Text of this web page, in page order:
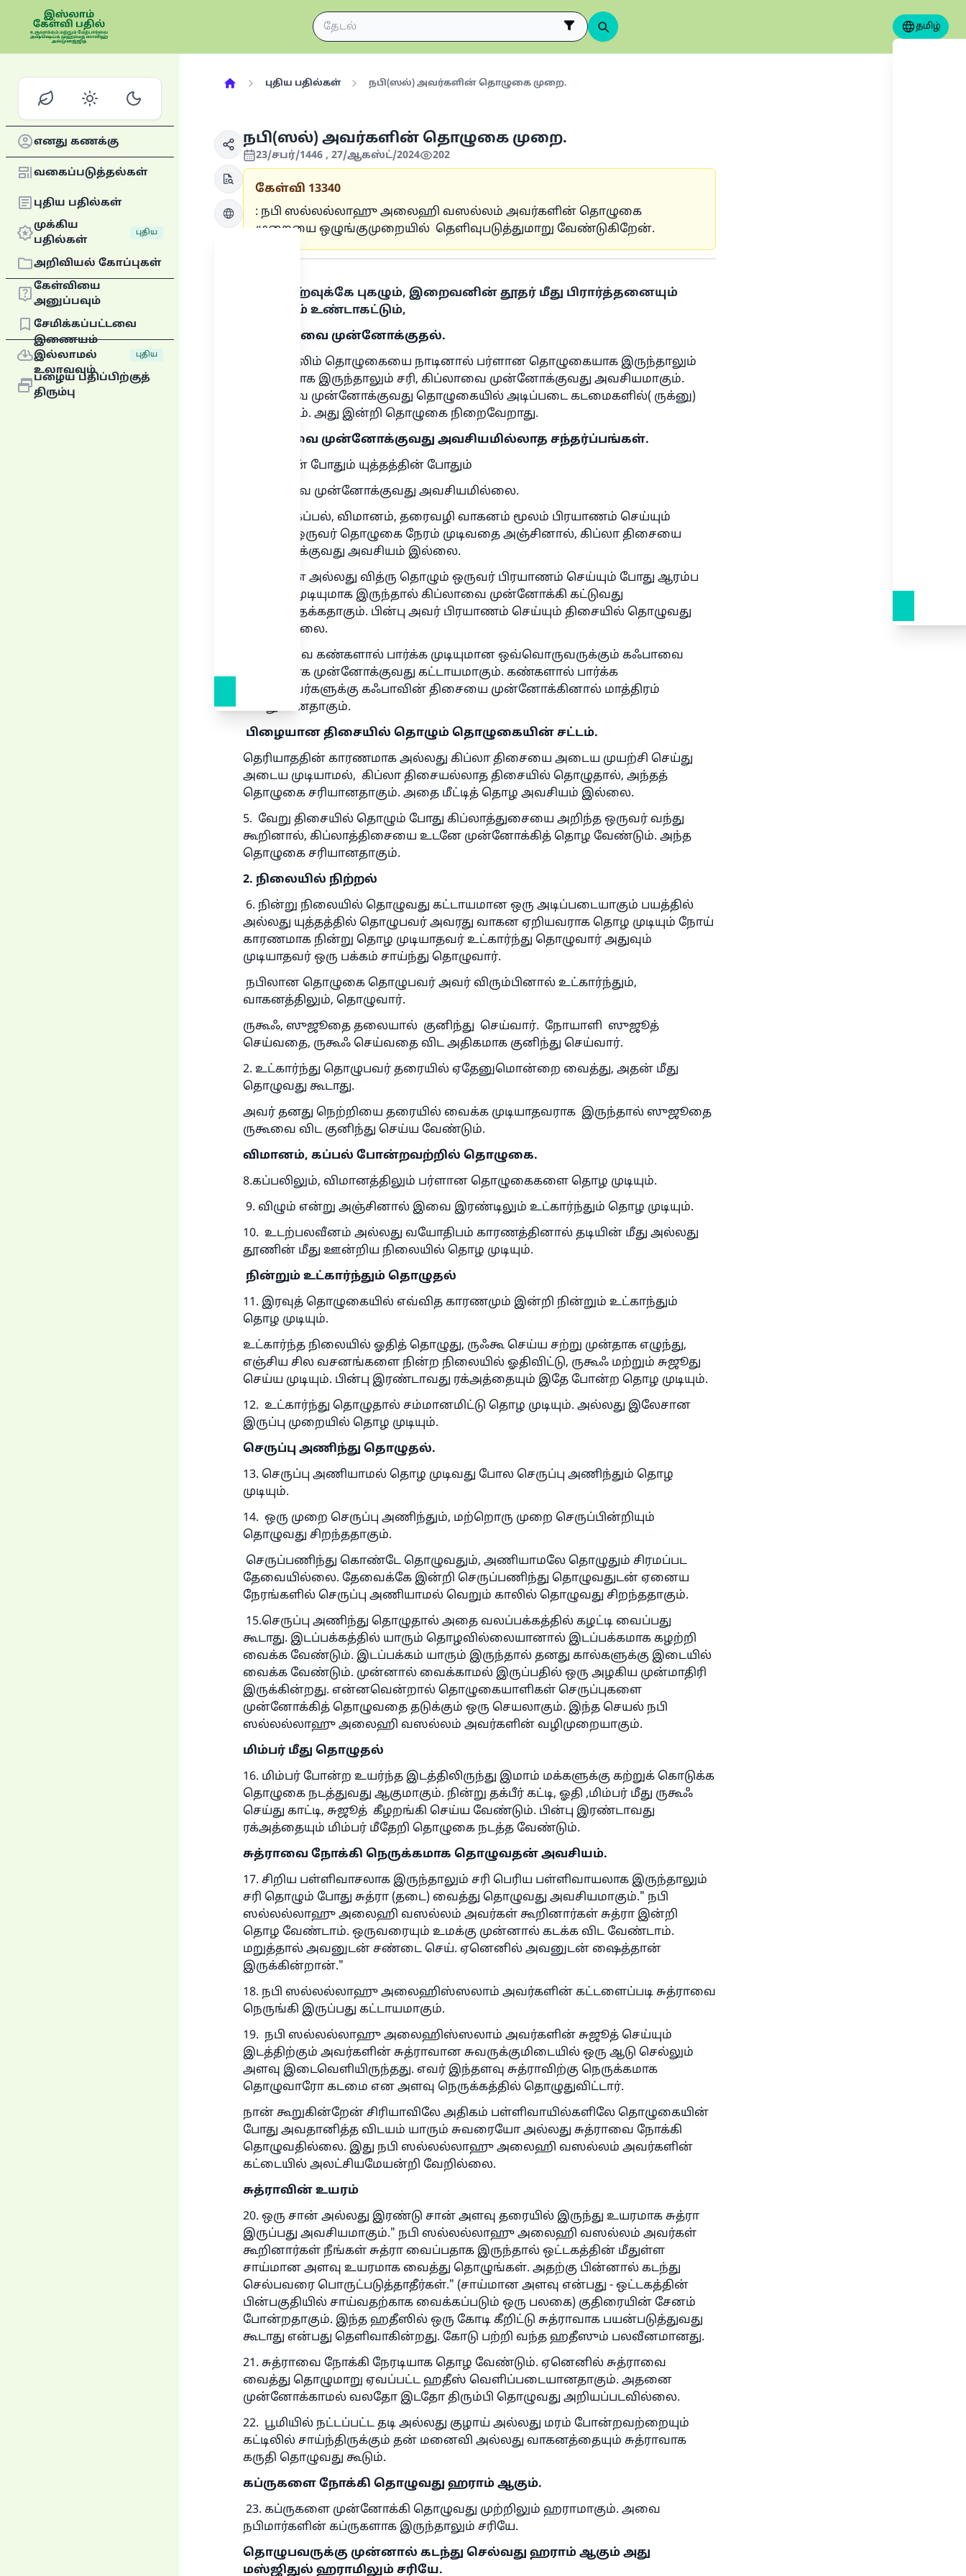
தமிழ்
எனது கணக்கு
வகைப்படுத்தல்கள்
புதிய பதில்கள்
முக்கிய
பதில்கள்
புதிய
அறிவியல் கோப்புகள்
கேள்வியை
அனுப்பவும்
சேமிக்கப்பட்டவை
இணையம்
இல்லாமல்
உலாவவும்
புதிய
பழைய பதிப்பிற்குத்
திரும்பு
புதிய பதில்கள் நபி(ஸல்) அவர்களின் தொழுகை முறை.
நபி(ஸல்) அவர்களின் தொழுகை முறை.
23/சபர்/1446 , 27/ஆகஸ்ட்/2024 202
கேள்வி 13340
: நபி ஸல்லல்லாஹு அலைஹி வஸல்லம் அவர்களின் தொழுகை
முறையை ஒழுங்குமுறையில் தெளிவுபடுத்துமாறு வேண்டுகிறேன்.
அல்லாஹ்வுக்கே புகழும், இறைவனின் தூதர் மீது பிரார்த்தனையும்
சாந்தியும் உண்டாகட்டும்,
கிப்லாவை முன்னோக்குதல்.
ஒரு முஸ்லிம் தொழுகையை நாடினால் பர்ளான தொழுகையாக இருந்தாலும்
சரி, நபிலாக இருந்தாலும் சரி, கிப்லாவை முன்னோக்குவது அவசியமாகும்.
கிப்லாவை முன்னோக்குவது தொழுகையில் அடிப்படை கடமைகளில்( ருக்னு)
ஒன்றாகும். அது இன்றி தொழுகை நிறைவேறாது.
கிப்லாவை முன்னோக்குவது அவசியமில்லாத சந்தர்ப்பங்கள்.
* பயத்தின் போதும் யுத்தத்தின் போதும்
கிப்லாவை முன்னோக்குவது அவசியமில்லை.
* நோய், கப்பல், விமானம், தரைவழி வாகனம் மூலம் பிரயாணம் செய்யும்
போதும், ஒருவர் தொழுகை நேரம் முடிவதை அஞ்சினால், கிப்லா திசையை
முன்னோக்குவது அவசியம் இல்லை.
* நபிலான அல்லது வித்ரு தொழும் ஒருவர் பிரயாணம் செய்யும் போது ஆரம்ப
தக்பீரை முடியுமாக இருந்தால் கிப்லாவை முன்னோக்கி கட்டுவது
விரும்பத்தக்கதாகும். பின்பு அவர் பிரயாணம் செய்யும் திசையில் தொழுவது
குற்றமில்லை.
* கஃபாவை கண்களால் பார்க்க முடியுமான ஒவ்வொருவருக்கும் கஃபாவை
கிப்லாவாக முன்னோக்குவது கட்டாயமாகும். கண்களால் பார்க்க
முடியாதவர்களுக்கு கஃபாவின் திசையை முன்னோக்கினால் மாத்திரம்
போதுமானதாகும்.
பிழையான திசையில் தொழும் தொழுகையின் சட்டம்.
தெரியாததின் காரணமாக அல்லது கிப்லா திசையை அடைய முயற்சி செய்து
அடைய முடியாமல், கிப்லா திசையல்லாத திசையில் தொழுதால், அந்தத்
தொழுகை சரியானதாகும். அதை மீட்டித் தொழ அவசியம் இல்லை.
5. வேறு திசையில் தொழும் போது கிப்லாத்துசையை அறிந்த ஒருவர் வந்து
கூறினால், கிப்லாத்திசையை உடனே முன்னோக்கித் தொழ வேண்டும். அந்த
தொழுகை சரியானதாகும்.
2. நிலையில் நிற்றல்
6. நின்று நிலையில் தொழுவது கட்டாயமான ஒரு அடிப்படையாகும் பயத்தில்
அல்லது யுத்தத்தில் தொழுபவர் அவரது வாகன ஏறியவராக தொழ முடியும் நோய்
காரணமாக நின்று தொழ முடியாதவர் உட்கார்ந்து தொழுவார் அதுவும்
முடியாதவர் ஒரு பக்கம் சாய்ந்து தொழுவார்.
நபிலான தொழுகை தொழுபவர் அவர் விரும்பினால் உட்கார்ந்தும்,
வாகனத்திலும், தொழுவார்.
ருகூஃ, ஸுஜூதை தலையால் குனிந்து செய்வார். நோயாளி ஸுஜூத்
செய்வதை, ருகூஃ செய்வதை விட அதிகமாக குனிந்து செய்வார்.
2. உட்கார்ந்து தொழுபவர் தரையில் ஏதேனுமொன்றை வைத்து, அதன் மீது
தொழுவது கூடாது.
அவர் தனது நெற்றியை தரையில் வைக்க முடியாதவராக இருந்தால் ஸுஜூதை
ருகூவை விட குனிந்து செய்ய வேண்டும்.
விமானம், கப்பல் போன்றவற்றில் தொழுகை.
8.கப்பலிலும், விமானத்திலும் பர்ளான தொழுகைகளை தொழ முடியும்.
9. விழும் என்று அஞ்சினால் இவை இரண்டிலும் உட்கார்ந்தும் தொழ முடியும்.
10. உடற்பலவீனம் அல்லது வயோதிபம் காரணத்தினால் தடியின் மீது அல்லது
தூணின் மீது ஊன்றிய நிலையில் தொழ முடியும்.
நின்றும் உட்கார்ந்தும் தொழுதல்
11. இரவுத் தொழுகையில் எவ்வித காரணமும் இன்றி நின்றும் உட்காந்தும்
தொழ முடியும்.
உட்கார்ந்த நிலையில் ஓதித் தொழுது, ருஃகூ செய்ய சற்று முன்தாக எழுந்து,
எஞ்சிய சில வசனங்களை நின்ற நிலையில் ஓதிவிட்டு, ருகூஃ மற்றும் சுஜூது
செய்ய முடியும். பின்பு இரண்டாவது ரக்அத்தையும் இதே போன்ற தொழ முடியும்.
12. உட்கார்ந்து தொழுதால் சம்மானமிட்டு தொழ முடியும். அல்லது இலேசான
இருப்பு முறையில் தொழ முடியும்.
செருப்பு அணிந்து தொழுதல்.
13. செருப்பு அணியாமல் தொழ முடிவது போல செருப்பு அணிந்தும் தொழ
முடியும்.
14. ஒரு முறை செருப்பு அணிந்தும், மற்றொரு முறை செருப்பின்றியும்
தொழுவது சிறந்ததாகும்.
செருப்பணிந்து கொண்டே தொழுவதும், அணியாமலே தொழுதும் சிரமப்பட
தேவையில்லை. தேவைக்கே இன்றி செருப்பணிந்து தொழுவதுடன் ஏனைய
நேரங்களில் செருப்பு அணியாமல் வெறும் காலில் தொழுவது சிறந்ததாகும்.
15.செருப்பு அணிந்து தொழுதால் அதை வலப்பக்கத்தில் கழட்டி வைப்பது
கூடாது. இடப்பக்கத்தில் யாரும் தொழவில்லையானால் இடப்பக்கமாக கழற்றி
வைக்க வேண்டும். இடப்பக்கம் யாரும் இருந்தால் தனது கால்களுக்கு இடையில்
வைக்க வேண்டும். முன்னால் வைக்காமல் இருப்பதில் ஒரு அழகிய முன்மாதிரி
இருக்கின்றது. என்னவென்றால் தொழுகையாளிகள் செருப்புகளை
முன்னோக்கித் தொழுவதை தடுக்கும் ஒரு செயலாகும். இந்த செயல் நபி
ஸல்லல்லாஹு அலைஹி வஸல்லம் அவர்களின் வழிமுறையாகும்.
மிம்பர் மீது தொழுதல்
16. மிம்பர் போன்ற உயர்ந்த இடத்திலிருந்து இமாம் மக்களுக்கு கற்றுக் கொடுக்க
தொழுகை நடத்துவது ஆகுமாகும். நின்று தக்பீர் கட்டி, ஓதி ,மிம்பர் மீது ருகூஃ
செய்து காட்டி, சுஜூத் கீழறங்கி செய்ய வேண்டும். பின்பு இரண்டாவது
ரக்அத்தையும் மிம்பர் மீதேறி தொழுகை நடத்த வேண்டும்.
சுத்ராவை நோக்கி நெருக்கமாக தொழுவதன் அவசியம்.
17. சிறிய பள்ளிவாசலாக இருந்தாலும் சரி பெரிய பள்ளிவாயலாக இருந்தாலும்
சரி தொழும் போது சுத்ரா (தடை) வைத்து தொழுவது அவசியமாகும்." நபி
ஸல்லல்லாஹு அலைஹி வஸல்லம் அவர்கள் கூறினார்கள் சுத்ரா இன்றி
தொழ வேண்டாம். ஒருவரையும் உமக்கு முன்னால் கடக்க விட வேண்டாம்.
மறுத்தால் அவனுடன் சண்டை செய். ஏனெனில் அவனுடன் ஷைத்தான்
இருக்கின்றான்."
18. நபி ஸல்லல்லாஹு அலைஹிஸ்ஸலாம் அவர்களின் கட்டளைப்படி சுத்ராவை
நெருங்கி இருப்பது கட்டாயமாகும்.
19. நபி ஸல்லல்லாஹு அலைஹிஸ்ஸலாம் அவர்களின் சுஜூத் செய்யும்
இடத்திற்கும் அவர்களின் சுத்ராவான சுவருக்குமிடையில் ஒரு ஆடு செல்லும்
அளவு இடைவெளியிருந்தது. எவர் இந்தளவு சுத்ராவிற்கு நெருக்கமாக
தொழுவாரோ கடமை என அளவு நெருக்கத்தில் தொழுதுவிட்டார்.
நான் கூறுகின்றேன் சிரியாவிலே அதிகம் பள்ளிவாயில்களிலே தொழுகையின்
போது அவதானித்த விடயம் யாரும் சுவரையோ அல்லது சுத்ராவை நோக்கி
தொழுவதில்லை. இது நபி ஸல்லல்லாஹு அலைஹி வஸல்லம் அவர்களின்
கட்டையில் அலட்சியமேயன்றி வேறில்லை.
சுத்ராவின் உயரம்
20. ஒரு சான் அல்லது இரண்டு சான் அளவு தரையில் இருந்து உயரமாக சுத்ரா
இருப்பது அவசியமாகும்." நபி ஸல்லல்லாஹு அலைஹி வஸல்லம் அவர்கள்
கூறினார்கள் நீங்கள் சுத்ரா வைப்பதாக இருந்தால் ஒட்டகத்தின் மீதுள்ள
சாய்மான அளவு உயரமாக வைத்து தொழுங்கள். அதற்கு பின்னால் கடந்து
செல்பவரை பொருட்படுத்தாதீர்கள்." (சாய்மான அளவு என்பது - ஒட்டகத்தின்
பின்பகுதியில் சாய்வதற்காக வைக்கப்படும் ஒரு பலகை) குதிரையின் சேனம்
போன்றதாகும். இந்த ஹதீஸில் ஒரு கோடி கீறிட்டு சுத்ராவாக பயன்படுத்துவது
கூடாது என்பது தெளிவாகின்றது. கோடு பற்றி வந்த ஹதீஸும் பலவீனமானது.
21. சுத்ராவை நோக்கி நேரடியாக தொழ வேண்டும். ஏனெனில் சுத்ராவை
வைத்து தொழுமாறு ஏவப்பட்ட ஹதீஸ் வெளிப்படையானதாகும். அதனை
முன்னோக்காமல் வலதோ இடதோ திரும்பி தொழுவது அறியப்படவில்லை.
22. பூமியில் நட்டப்பட்ட தடி அல்லது குழாய் அல்லது மரம் போன்றவற்றையும்
கட்டிலில் சாய்ந்திருக்கும் தன் மனைவி அல்லது வாகனத்தையும் சுத்ராவாக
கருதி தொழுவது கூடும்.
கப்ருகளை நோக்கி தொழுவது ஹராம் ஆகும்.
23. கப்ருகளை முன்னோக்கி தொழுவது முற்றிலும் ஹராமாகும். அவை
நபிமார்களின் கப்ருகளாக இருந்தாலும் சரியே.
தொழுபவருக்கு முன்னால் கடந்து செல்வது ஹராம் ஆகும் அது
மஸ்ஜிதுல் ஹராமிலும் சரியே.
பதில் எண் 110845 ஒரு திருமணத்தைக்
உம்மாவுக்கு பதிலளிக்க எங்களுக்கு உதவுங்கள்
நபி ﷺ கூறினார்கள்:
நன்மையின் பால் வழிகாட்டுபவருக்கு அதைச் செய்பவரின்
நன்மைக்கு சமமான நன்மை கிடைக்கும்
(முஸ்லிம்: 1893)
இப்போதே பங்களியுங்கள்